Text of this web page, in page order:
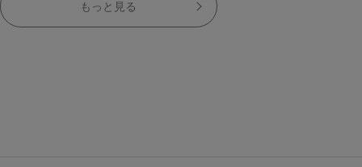
もっと見る